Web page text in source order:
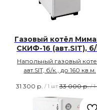
Газовый котёл
СКИФ-16 (авт.SIT),
Напольный газовый
авт.SIT, б/к., до 160 кв.м.
31 300 р. / 1 шт 33 000 р. / 1